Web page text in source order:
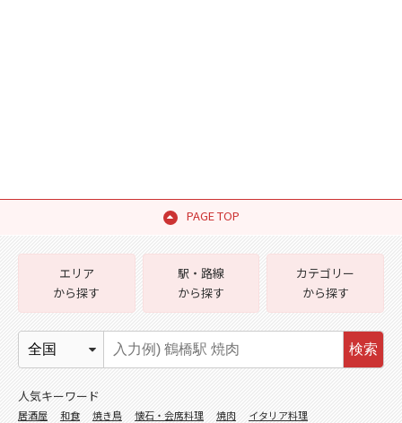
PAGE TOP
エリア
から探す
駅・路線
から探す
カテゴリー
から探す
検索
人気キーワード
居酒屋 和食 焼き鳥 懐石・会席料理 焼肉
イタリア料理